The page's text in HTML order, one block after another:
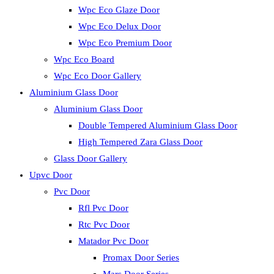
Wpc Eco Glaze Door
Wpc Eco Delux Door
Wpc Eco Premium Door
Wpc Eco Board
Wpc Eco Door Gallery
Aluminium Glass Door
Aluminium Glass Door
Double Tempered Aluminium Glass Door
High Tempered Zara Glass Door
Glass Door Gallery
Upvc Door
Pvc Door
Rfl Pvc Door
Rtc Pvc Door
Matador Pvc Door
Promax Door Series